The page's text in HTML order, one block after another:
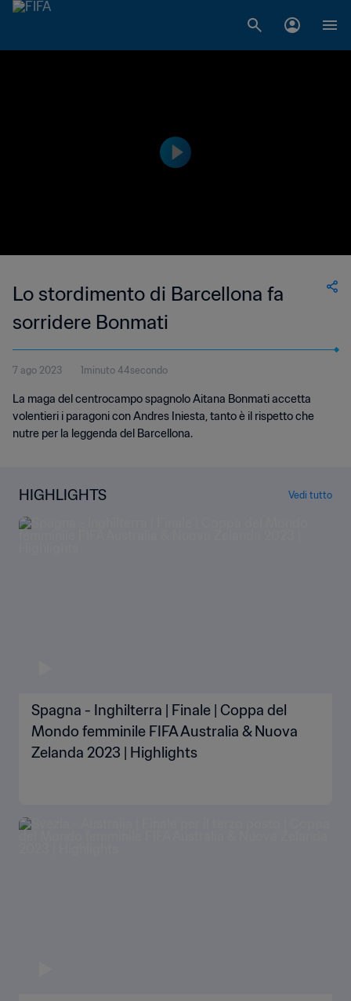
Lo stordimento di Barcellona fa
sorridere Bonmati
7 ago 2023 1minuto 44secondo
La maga del centrocampo spagnolo Aitana Bonmati accetta
volentieri i paragoni con Andres Iniesta, tanto è il rispetto che
nutre per la leggenda del Barcellona.
HIGHLIGHTS Vedi tutto
Spagna - Inghilterra | Finale | Coppa del
Mondo femminile FIFA Australia & Nuova
Zelanda 2023 | Highlights